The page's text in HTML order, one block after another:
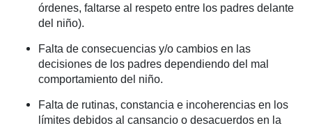
órdenes, faltarse al respeto entre los padres delante
del niño).
Falta de consecuencias y/o cambios en las
decisiones de los padres dependiendo del mal
comportamiento del niño.
Falta de rutinas, constancia e incoherencias en los
límites debidos al cansancio o desacuerdos en la